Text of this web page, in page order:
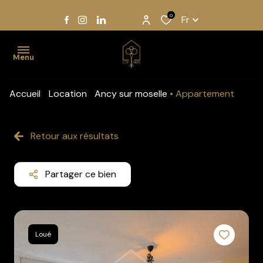
0 Fr
Menu
Acheter
Gestion
Notre
équipe
Accueil Location Ancy sur moselle Appartement
Retour aux résultats
Partager ce bien
Loué